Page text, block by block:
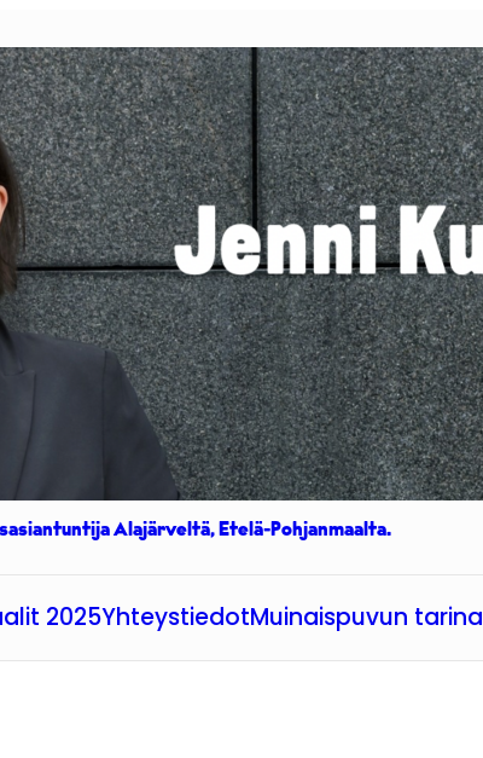
Alajärveltä, Etelä-Pohjanmaalta.
2025YhteystiedotMuinaispuvun tarina